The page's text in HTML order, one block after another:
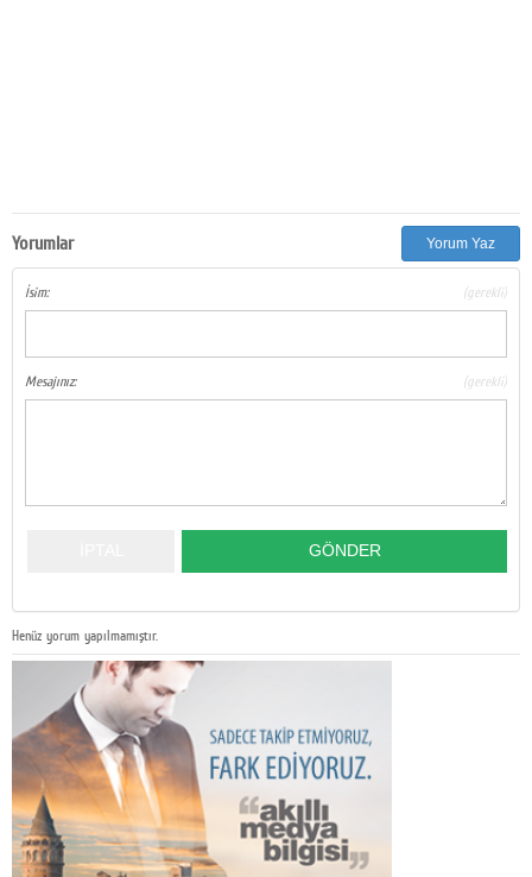
Yorumlar Yorum Yaz
İsim: (gerekli)
Mesajınız: (gerekli)
Henüz yorum yapılmamıştır.